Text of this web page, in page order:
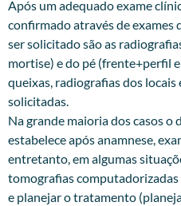
Após um adequado exame
confirmado através de exames
ser solicitado são as
mortise) e do pé (frente+perfil
queixas, radiografias dos locais
solicitadas.
Na grande maioria dos casos o
estabelece após anamnese,
entretanto, em algumas
tomografias
e planejar o tratamento